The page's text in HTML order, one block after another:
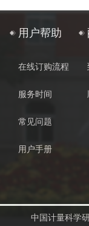
用户帮助
在线订购流程
服务时间
常见问题
用户手册
中国计量科学